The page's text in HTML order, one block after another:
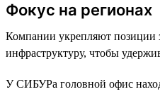
Фокус на регионах
Компании укрепляют позиции
инфраструктуру, чтобы
У СИБУРа головной офис